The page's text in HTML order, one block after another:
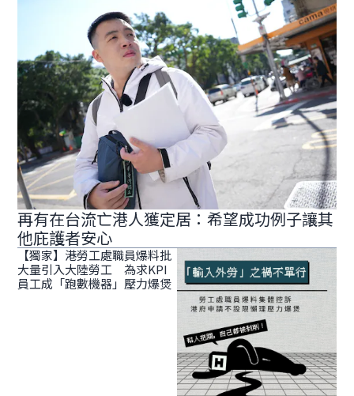
再有在台流亡港人獲定居：希望成功例子讓其
他庇護者安心
【獨家】港勞工處職員爆料批
大量引入大陸勞工 為求KPI
員工成「跑數機器」壓力爆煲